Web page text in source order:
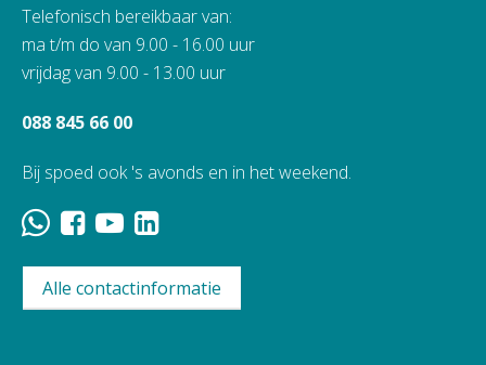
Telefonisch bereikbaar van:
ma t/m do van 9.00 - 16.00 uur
vrijdag van 9.00 - 13.00 uur
088 845 66 00
Bij spoed ook 's avonds en in het weekend.
Alle contactinformatie